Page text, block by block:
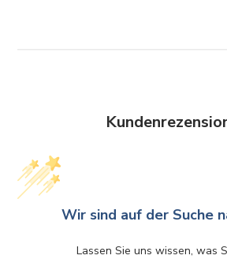
Wir sind auf der Suche
Lassen Sie uns wissen, was